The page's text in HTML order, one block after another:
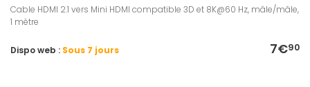
Cable HDMI 2.1 vers Mini HDMI compatible 3D et 8K@60 Hz, mâle/mâle,
1 mètre
7€90
Dispo web : Sous 7 jours